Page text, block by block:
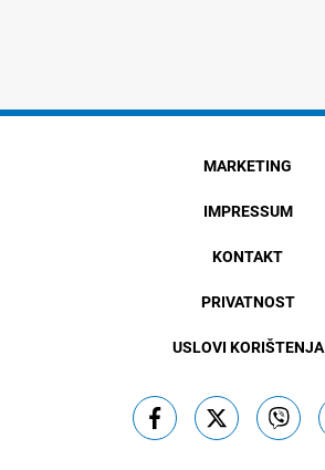
MARKETING
IMPRESSUM
KONTAKT
PRIVATNOST
USLOVI KORIŠTENJA